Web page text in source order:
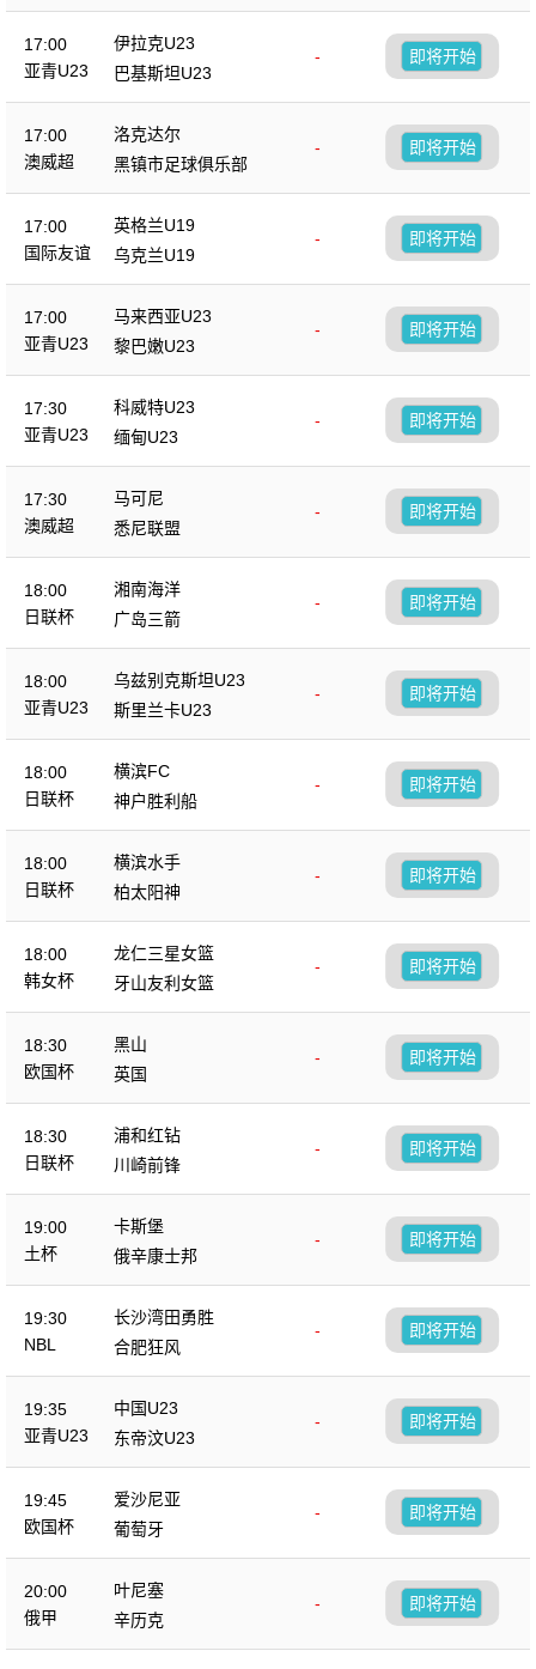
17:00
亚青U23
伊拉克U23
-
巴基斯坦U23
即将开始
17:00
澳威超
洛克达尔
-
黑镇市足球俱乐部
即将开始
17:00
国际友谊
英格兰U19
-
乌克兰U19
即将开始
17:00
亚青U23
马来西亚U23
-
黎巴嫩U23
即将开始
17:30
亚青U23
科威特U23
-
缅甸U23
即将开始
17:30
澳威超
马可尼
-
悉尼联盟
即将开始
18:00
日联杯
湘南海洋
-
广岛三箭
即将开始
18:00
亚青U23
乌兹别克斯坦U23
-
斯里兰卡U23
即将开始
18:00
日联杯
横滨FC
-
神户胜利船
即将开始
18:00
日联杯
横滨水手
-
柏太阳神
即将开始
18:00
韩女杯
龙仁三星女篮
-
牙山友利女篮
即将开始
18:30
欧国杯
黑山
-
英国
即将开始
18:30
日联杯
浦和红钻
-
川崎前锋
即将开始
19:00
土杯
卡斯堡
-
俄辛康士邦
即将开始
19:30
NBL
长沙湾田勇胜
-
合肥狂风
即将开始
19:35
亚青U23
中国U23
-
东帝汶U23
即将开始
19:45
欧国杯
爱沙尼亚
-
葡萄牙
即将开始
20:00
俄甲
叶尼塞
-
辛历克
即将开始